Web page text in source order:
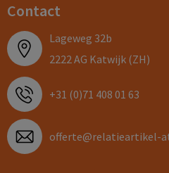
Contact
Lageweg 32b
2222 AG Katwijk (ZH)
+31 (0)71 408 01 63
offerte@relatieartikel-